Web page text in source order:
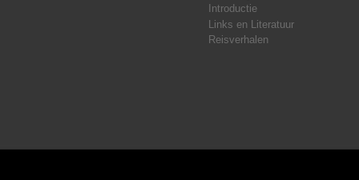
Introductie
Links en Literatuur
Reisverhalen